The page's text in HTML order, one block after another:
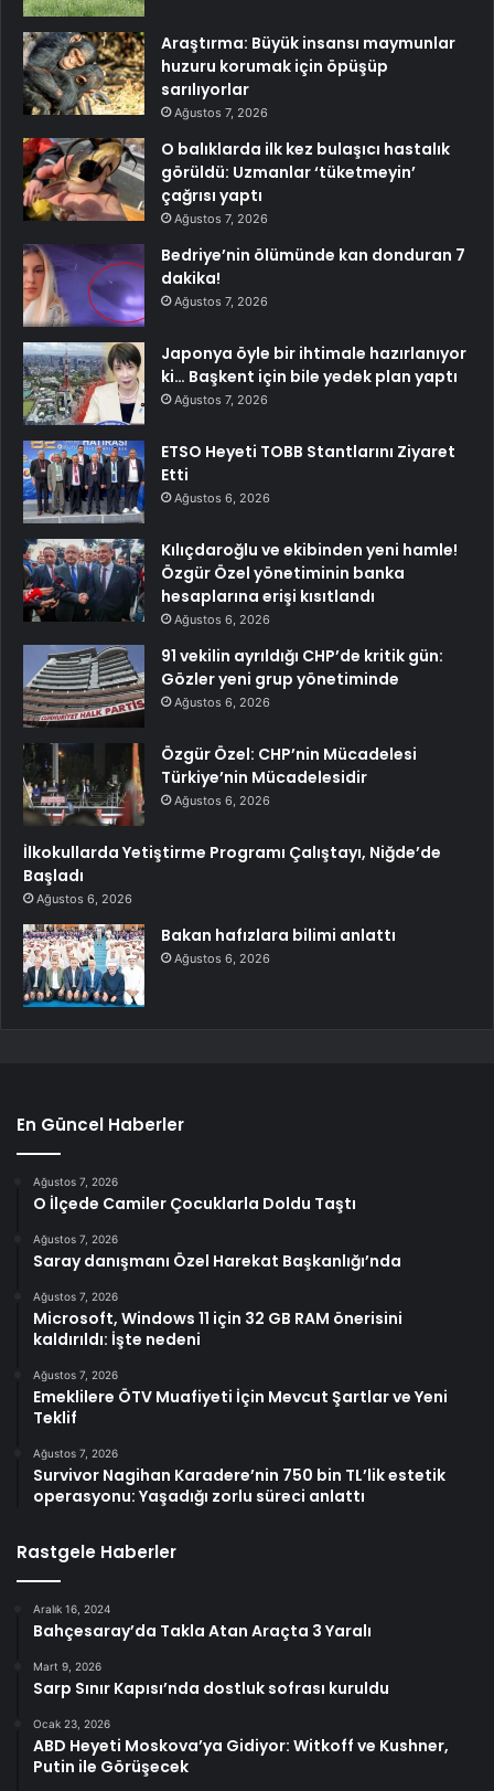
Araştırma: Büyük insansı maymunlar
huzuru korumak için öpüşüp
sarılıyorlar
Ağustos 7, 2026
O balıklarda ilk kez bulaşıcı hastalık
görüldü: Uzmanlar ‘tüketmeyin’
çağrısı yaptı
Ağustos 7, 2026
Bedriye’nin ölümünde kan donduran 7
dakika!
Ağustos 7, 2026
Japonya öyle bir ihtimale hazırlanıyor
ki… Başkent için bile yedek plan yaptı
Ağustos 7, 2026
ETSO Heyeti TOBB Stantlarını Ziyaret
Etti
Ağustos 6, 2026
Kılıçdaroğlu ve ekibinden yeni hamle!
Özgür Özel yönetiminin banka
hesaplarına erişi kısıtlandı
Ağustos 6, 2026
91 vekilin ayrıldığı CHP’de kritik gün:
Gözler yeni grup yönetiminde
Ağustos 6, 2026
Özgür Özel: CHP’nin Mücadelesi
Türkiye’nin Mücadelesidir
Ağustos 6, 2026
İlkokullarda Yetiştirme Programı Çalıştayı, Niğde’de
Başladı
Ağustos 6, 2026
Bakan hafızlara bilimi anlattı
Ağustos 6, 2026
En Güncel Haberler
Ağustos 7, 2026
O İlçede Camiler Çocuklarla Doldu Taştı
Ağustos 7, 2026
Saray danışmanı Özel Harekat Başkanlığı’nda
Ağustos 7, 2026
Microsoft, Windows 11 için 32 GB RAM önerisini
kaldırıldı: İşte nedeni
Ağustos 7, 2026
Emeklilere ÖTV Muafiyeti İçin Mevcut Şartlar ve Yeni
Teklif
Ağustos 7, 2026
Survivor Nagihan Karadere’nin 750 bin TL’lik estetik
operasyonu: Yaşadığı zorlu süreci anlattı
Rastgele Haberler
Aralık 16, 2024
Bahçesaray’da Takla Atan Araçta 3 Yaralı
Mart 9, 2026
Sarp Sınır Kapısı’nda dostluk sofrası kuruldu
Ocak 23, 2026
ABD Heyeti Moskova’ya Gidiyor: Witkoff ve Kushner,
Putin ile Görüşecek